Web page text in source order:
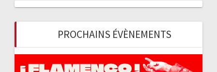
e
h
e
PROCHAINS ÉVÈNEMENTS